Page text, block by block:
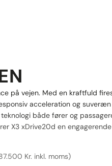
på vejen. Med en kraftfuld
acceleration og
både fører og
X3 xDrive20d en
Kr. inkl. moms)